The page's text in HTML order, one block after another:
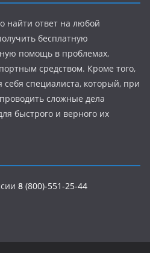
найти ответ на любой
бесплатную
помощь в проблемах,
средством. Кроме того,
специалиста, который, при
сложные дела
быстрого и верного их
8 (800)-551-25-44